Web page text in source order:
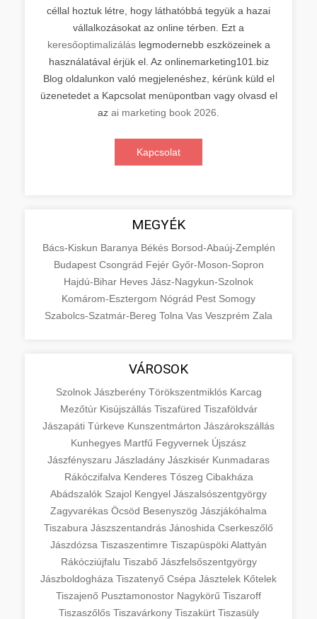
céllal hoztuk létre, hogy láthatóbbá tegyük a hazai
vállalkozásokat az online térben. Ezt a
keresőoptimalizáláslegmodernebb eszközeinek a
használatával érjük el. Az onlinemarketing101.biz
Blog oldalunkon való megjelenéshez, kérünk küld el
üzenetedet a Kapcsolat menüpontban vagy olvasd el
az ai marketing book 2026
Kapcsolat
MEGYÉK
Bács-Kiskun Baranya Békés Borsod-Abaúj-Zemplén
Budapest Csongrád Fejér Győr-Moson-Sopron
Hajdú-Bihar Heves Jász-Nagykun-Szolnok
Komárom-Esztergom Nógrád Pest Somogy
Szabolcs-Szatmár-Bereg Tolna Vas Veszprém Zala
VÁROSOK
Szolnok Jászberény Törökszentmiklós Karcag
Mezőtúr Kisújszállás Tiszafüred Tiszaföldvár
Jászapáti Túrkeve Kunszentmárton Jászárokszállás
Kunhegyes Martfű Fegyvernek Újszász
Jászfényszaru Jászladány Jászkisér Kunmadaras
Rákóczifalva Kenderes Tószeg Cibakháza
Abádszalók Szajol Kengyel Jászalsószentgyörgy
Zagyvarékas Öcsöd Besenyszög Jászjákóhalma
Tiszabura Jászszentandrás Jánoshida Cserkeszőlő
Jászdózsa Tiszaszentimre TiszapüspökiAlattyán
Rákócziújfalu Tiszabő Jászfelsőszentgyörgy
Jászboldogháza Tiszatenyő Csépa Jásztelek Kőtelek
Tiszajenő Pusztamonostor Nagykörű Tiszaroff
Tiszaszőlős Tiszavárkony Tiszakürt Tiszasüly